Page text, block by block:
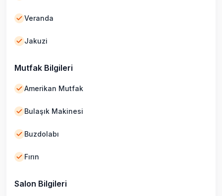
Veranda
Jakuzi
Mutfak Bilgileri
Amerikan Mutfak
Bulaşık Makinesi
Buzdolabı
Fırın
Salon Bilgileri